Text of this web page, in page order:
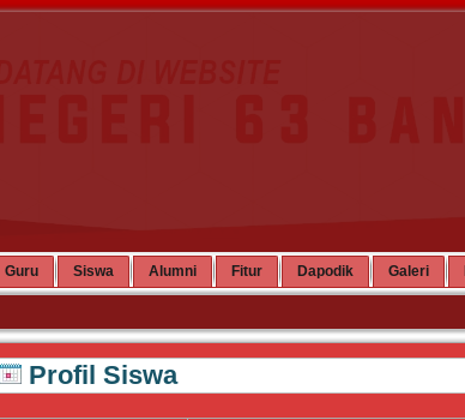
Guru Siswa Alumni Fitur Dapodik Galeri
Profil Siswa